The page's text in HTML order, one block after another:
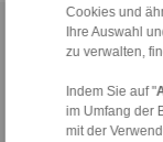
Cookies und
Ihre Auswahl
zu verwalten,
Indem Sie auf "
im Umfang der
mit der
Home|